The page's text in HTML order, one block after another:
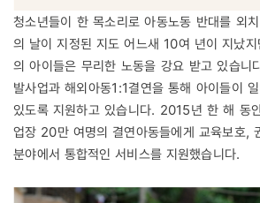
청소년들이 한 목소리로 아동노동 반대를 외
의 날이 지정된 지도 어느새 10여 년이 지났
의 아이들은 무리한 노동을 강요 받고 있습니
발사업과 해외아동1:1결연을 통해 아이들이
있도록 지원하고 있습니다. 2015년 한 해 동
업장 20만 여명의 결연아동들에게 교육보호,
분야에서 통합적인 서비스를 지원했습니다.